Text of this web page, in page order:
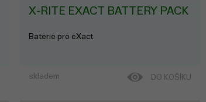
X-RITE EXACT BATTERY PACK
Baterie pro eXact
skladem DO KOŠÍKU